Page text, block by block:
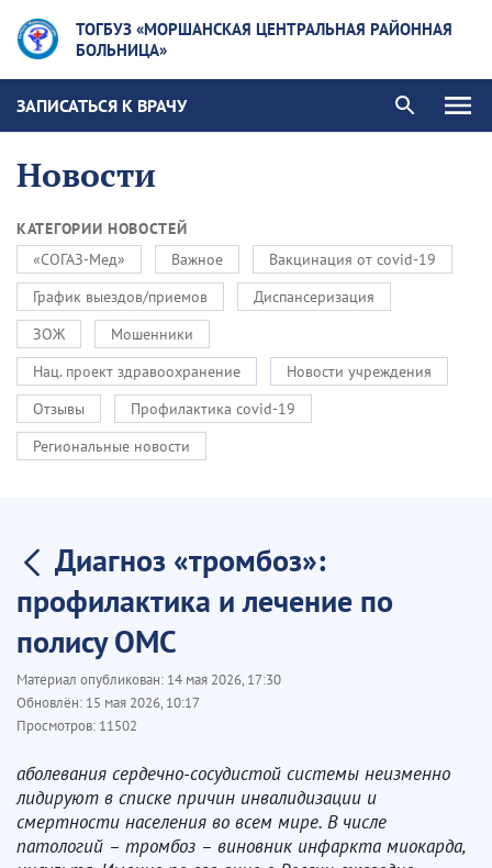
ТОГБУЗ «МОРШАНСКАЯ ЦЕНТРАЛЬНАЯ РАЙОННАЯ
БОЛЬНИЦА»
ЗАПИСАТЬСЯ К ВРАЧУ
Новости
КАТЕГОРИИ НОВОСТЕЙ
«СОГАЗ-Мед»
Важное
Вакцинация от covid-19
График выездов/приемов
Диспансеризация
ЗОЖ
Мошенники
Нац. проект здравоохранение
Новости учреждения
Отзывы
Профилактика covid-19
Региональные новости
Диагноз «тромбоз»:
профилактика и лечение по
полису ОМС
Материал опубликован: 14 мая 2026, 17:30
Обновлён: 15 мая 2026, 10:17
Просмотров: 11502
аболевания сердечно-сосудистой системы неизменно
лидируют в списке причин инвалидизации и
смертности населения во всем мире. В числе
патологий – тромбоз – виновник инфаркта миокарда,